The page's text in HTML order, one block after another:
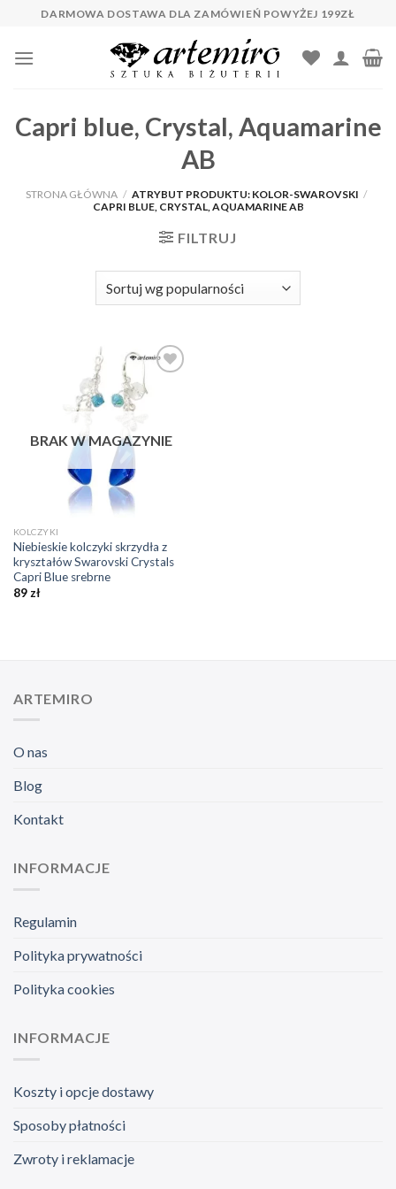
content
DARMOWA DOSTAWA DLA ZAMÓWIEŃ POWYŻEJ 199ZŁ
Capri blue, Crystal, Aquamarine
AB
STRONA GŁÓWNA / ATRYBUT PRODUKTU: KOLOR-SWAROVSKI /
CAPRI BLUE, CRYSTAL, AQUAMARINE AB
FILTRUJ
Dodaj do
ulubionych
BRAK W MAGAZYNIE
KOLCZYKI
Niebieskie kolczyki skrzydła z
kryształów Swarovski Crystals
Capri Blue srebrne
89zł
ARTEMIRO
O nas
Blog
Kontakt
INFORMACJE
Regulamin
Polityka prywatności
Polityka cookies
INFORMACJE
Koszty i opcje dostawy
Sposoby płatności
Zwroty i reklamacje